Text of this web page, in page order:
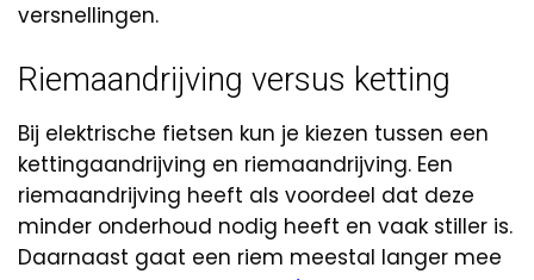
versnellingen.
Riemaandrijving versus ketting
Bij elektrische fietsen kun je kiezen tussen een
kettingaandrijving en riemaandrijving. Een
riemaandrijving heeft als voordeel dat deze
minder onderhoud nodig heeft en vaak stiller is.
Daarnaast gaat een riem meestal langer mee